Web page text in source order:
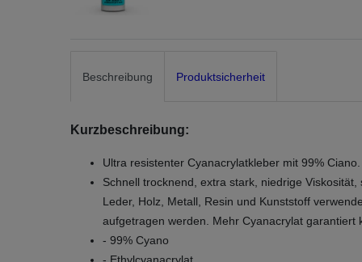
Beschreibung Produktsicherheit
Kurzbeschreibung:
Ultra resistenter Cyanacrylatkleber mit 99% Ciano.
Schnell trocknend, extra stark, niedrige
Leder, Holz, Metall, Resin und Kunststoff
aufgetragen werden. Mehr Cyanacrylat garantiert
- 99% Cyano
- Ethylcyanacrylat